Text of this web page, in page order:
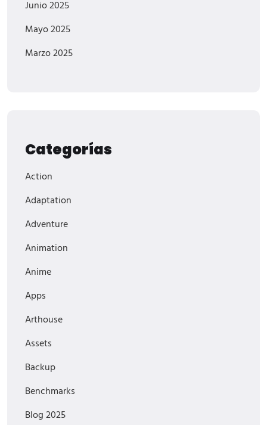
Junio 2025
Mayo 2025
Marzo 2025
Categorías
Action
Adaptation
Adventure
Animation
Anime
Apps
Arthouse
Assets
Backup
Benchmarks
Blog 2025